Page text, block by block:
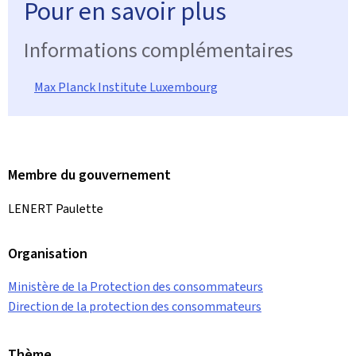
Pour en savoir plus
Informations complémentaires
Max Planck Institute Luxembourg
Membre du gouvernement
LENERT Paulette
Organisation
Ministère de la Protection des consommateurs
Direction de la protection des consommateurs